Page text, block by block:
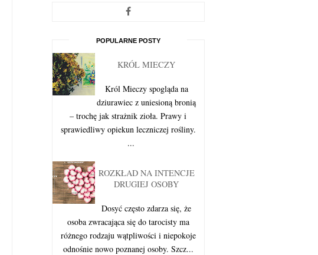
POPULARNE POSTY
KRÓL MIECZY
Król Mieczy spogląda na
dziurawiec z uniesioną bronią
– trochę jak strażnik zioła. Prawy i
sprawiedliwy opiekun leczniczej rośliny.
...
ROZKŁAD NA INTENCJE
DRUGIEJ OSOBY
Dosyć często zdarza się, że
osoba zwracająca się do tarocisty ma
różnego rodzaju wątpliwości i niepokoje
odnośnie nowo poznanej osoby. Szcz...